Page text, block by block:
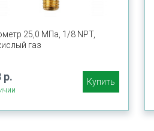
25,0 МПа, 1/8 NPT,
газ
р. Купить